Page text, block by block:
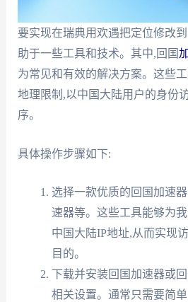
要实现在瑞典用欢遇把定位修改
助于一些工具和技术。其中,回国
为常见和有效的解决方案。这些
地理限制,以中国大陆用户的身份
序。
具体操作步骤如下:
选择一款优质的回国加速
速器等。这些工具能够为
中国大陆IP地址,从而实现
目的。
下载并安装回国加速器或
相关设置。通常只需要简